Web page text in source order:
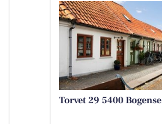
Torvet 29 5400 Bogense